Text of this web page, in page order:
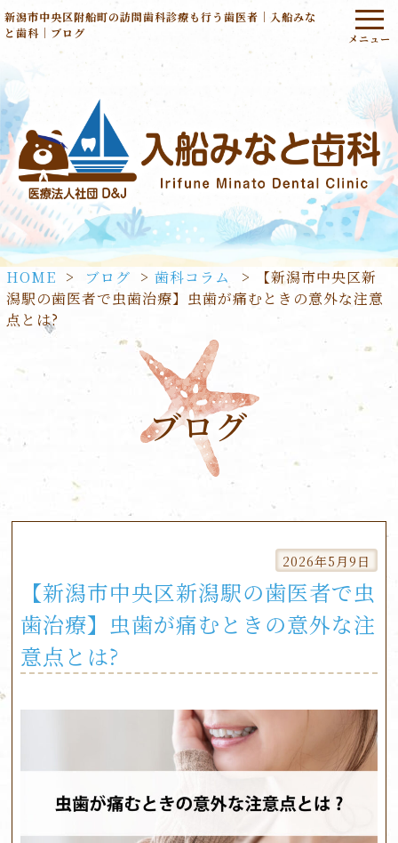
新潟市中央区附船町の訪問歯科診療も行う歯医者｜入船みな
と歯科｜ブログ
HOME > ブログ > 歯科コラム >
【新潟市中央区新
潟駅の歯医者で虫歯治療】虫歯が痛むときの意外な注意
点とは?
ブログ
2026年5月9日
【新潟市中央区新潟駅の歯医者で虫
歯治療】虫歯が痛むときの意外な注
意点とは?